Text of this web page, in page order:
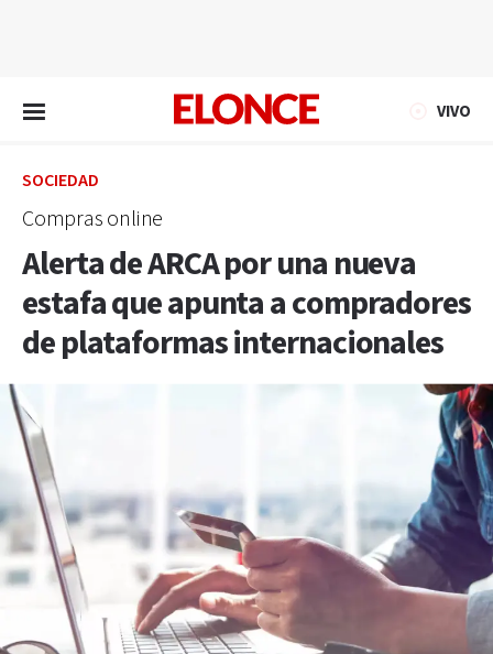
VIVO
SOCIEDAD
Compras online
Alerta de ARCA por una nueva
estafa que apunta a compradores
de plataformas internacionales